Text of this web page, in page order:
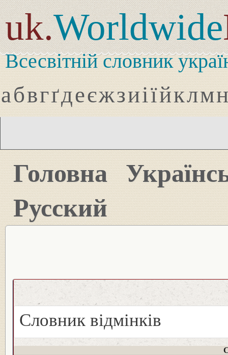
uk.Worldwide
Всесвітній словник
абвгґдеєжзиіїйклмн
Головна
Русский
Словник відмінків